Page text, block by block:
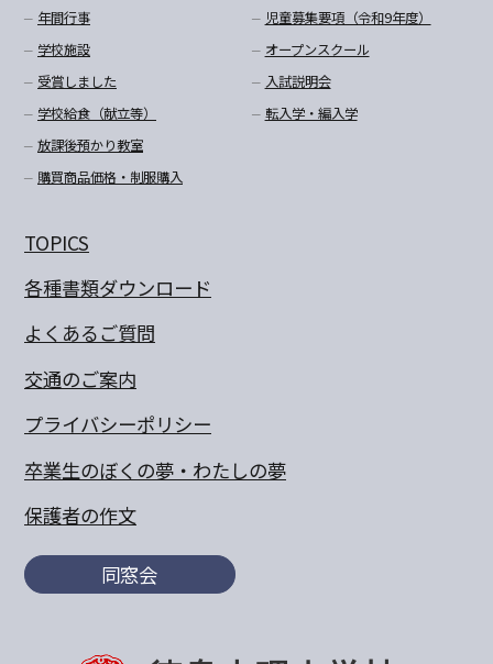
年間行事
学校施設
受賞しました
学校給食（献立等）
放課後預かり教室
購買商品価格・制服購入
児童募集要項（令和9年度）
オープンスクール
入試説明会
転入学・編入学
TOPICS
各種書類ダウンロード
よくあるご質問
交通のご案内
プライバシーポリシー
卒業生のぼくの夢・わたしの夢
保護者の作文
同窓会